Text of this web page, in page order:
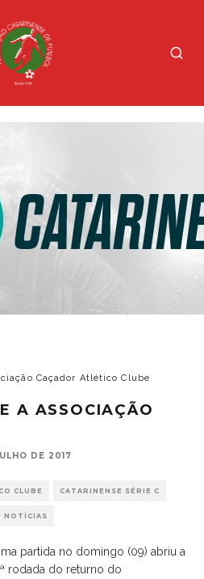
Caçador Atlético Clube
A ASSOCIAÇÃO
DE 2017
CLUBE CATARINENSE SÉRIE C
NOTÍCIAS
partida no domingo (09) abriu a
rodada do returno do